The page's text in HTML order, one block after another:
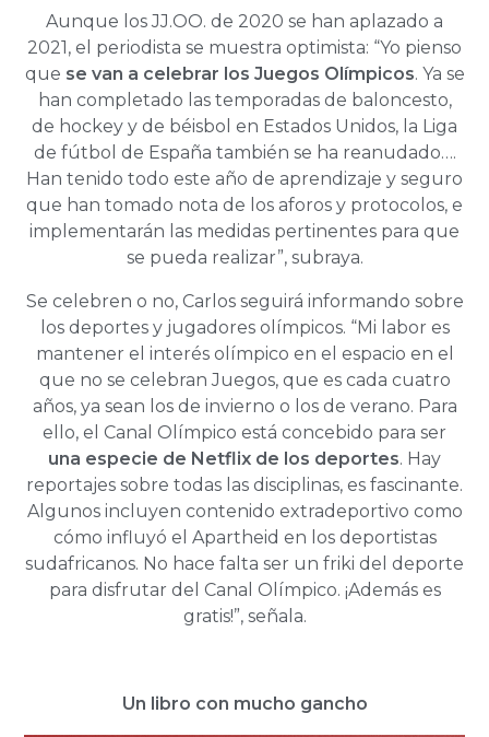
Aunque los JJ.OO. de 2020 se han aplazado a
2021, el periodista se muestra optimista: “Yo pienso
que se van a celebrar los Juegos Olímpicos. Ya se
han completado las temporadas de baloncesto,
de hockey y de béisbol en Estados Unidos, la Liga
de fútbol de España también se ha reanudado….
Han tenido todo este año de aprendizaje y seguro
que han tomado nota de los aforos y protocolos, e
implementarán las medidas pertinentes para que
se pueda realizar”, subraya.
Se celebren o no, Carlos seguirá informando sobre
los deportes y jugadores olímpicos. “Mi labor es
mantener el interés olímpico en el espacio en el
que no se celebran Juegos, que es cada cuatro
años, ya sean los de invierno o los de verano. Para
ello, el Canal Olímpico está concebido para ser
una especie de Netflix de los deportes. Hay
reportajes sobre todas las disciplinas, es fascinante.
Algunos incluyen contenido extradeportivo como
cómo influyó el Apartheid en los deportistas
sudafricanos. No hace falta ser un friki del deporte
para disfrutar del Canal Olímpico. ¡Además es
gratis!”, señala.
Un libro con mucho gancho